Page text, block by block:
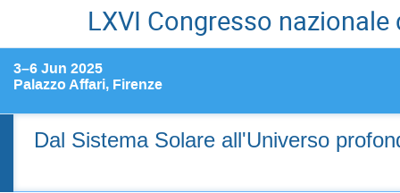
LXVI Congresso
3–6 Jun 2025
Palazzo Affari, Firenze
Dal Sistema Solare all'Universo